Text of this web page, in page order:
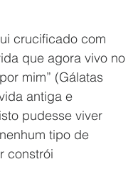
crucificado com
que agora vivo no
mim” (Gálatas
antiga e
pudesse viver
tipo de
constrói